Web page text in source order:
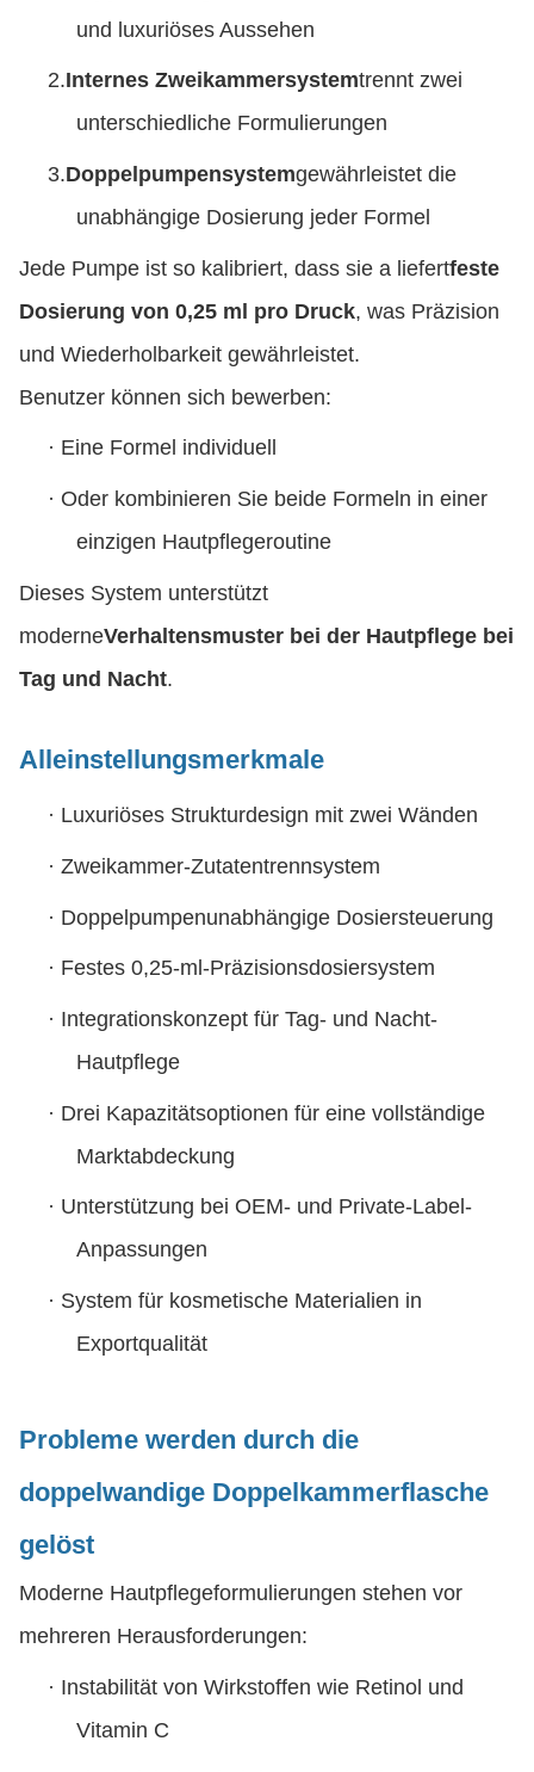
und luxuriöses Aussehen
2.Internes Zweikammersystemtrennt zwei
unterschiedliche Formulierungen
3.Doppelpumpensystemgewährleistet die
unabhängige Dosierung jeder Formel
Jede Pumpe ist so kalibriert, dass sie a liefertfeste
Dosierung von 0,25 ml pro Druck, was Präzision
und Wiederholbarkeit gewährleistet.
Benutzer können sich bewerben:
· Eine Formel individuell
· Oder kombinieren Sie beide Formeln in einer
einzigen Hautpflegeroutine
Dieses System unterstützt
moderneVerhaltensmuster bei der Hautpflege bei
Tag und Nacht.
Alleinstellungsmerkmale
· Luxuriöses Strukturdesign mit zwei Wänden
· Zweikammer-Zutatentrennsystem
· Doppelpumpenunabhängige Dosiersteuerung
· Festes 0,25-ml-Präzisionsdosiersystem
· Integrationskonzept für Tag- und Nacht-
Hautpflege
· Drei Kapazitätsoptionen für eine vollständige
Marktabdeckung
· Unterstützung bei OEM- und Private-Label-
Anpassungen
· System für kosmetische Materialien in
Exportqualität
Probleme werden durch die
doppelwandige Doppelkammerflasche
gelöst
Moderne Hautpflegeformulierungen stehen vor
mehreren Herausforderungen:
· Instabilität von Wirkstoffen wie Retinol und
Vitamin C